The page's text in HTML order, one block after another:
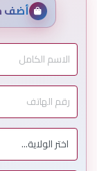
أضف